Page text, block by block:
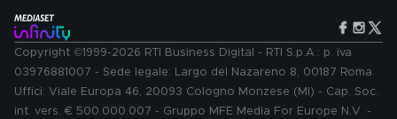
Copyright ©1999-2026 RTI Business Digital - RTI S.p.A.: p. iva
03976881007 - Sede legale: Largo del Nazareno 8, 00187 Roma.
Uffici: Viale Europa 46, 20093 Cologno Monzese (MI) - Cap. Soc.
int. vers. € 500.000.007 - Gruppo MFE Media For Europe N.V. -